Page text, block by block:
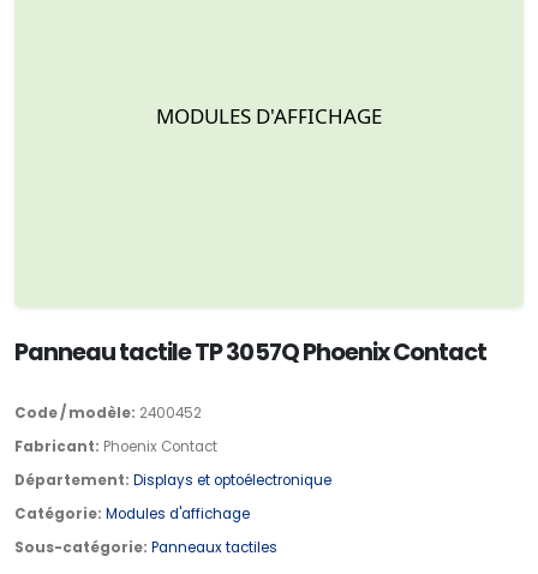
Panneau tactile TP 3057Q Phoenix Contact
Code / modèle: 2400452
Fabricant: Phoenix Contact
Département: Displays et optoélectronique
Catégorie: Modules d'affichage
Sous-catégorie: Panneaux tactiles